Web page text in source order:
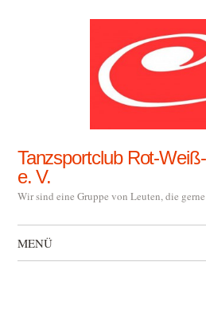
Tanzsportclub Rot-
e. V.
Wir sind eine Gruppe von Leuten, die
MENÜ